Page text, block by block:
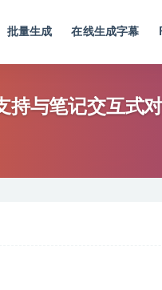
批量生成 在线生成字幕
持与笔记交互式